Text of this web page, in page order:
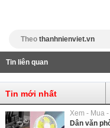
Theo thanhnienviet.vn
Tin liên quan
Tin mới nhất
Xem - Mua
Dân văn